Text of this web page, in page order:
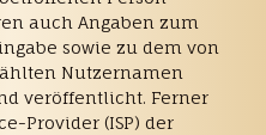
auch Angaben zum
sowie zu dem von
Nutzernamen
veröffentlicht. Ferner
Provider (ISP) der